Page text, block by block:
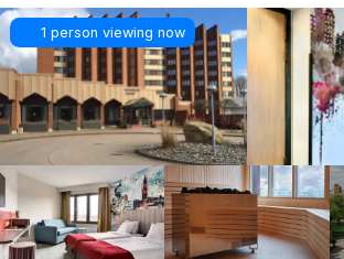
Göteborg
Malmö
Hela Norge
Oslo
Bergen
1 person viewing now